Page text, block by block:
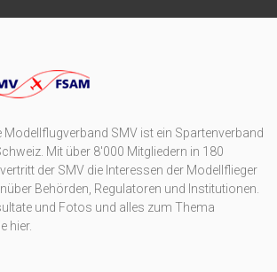
Modellflugverband SMV ist ein Spartenverband
Mit über 8'000 Mitgliedern in 180
der SMV die Interessen der Modellflieger
Behörden, Regulatoren und Institutionen.
und Fotos und alles zum Thema
hier.